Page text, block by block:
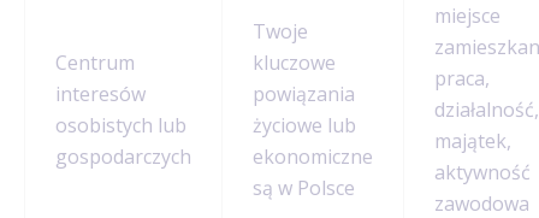
Centrum
interesów
osobistych lub
gospodarczych
Twoje
kluczowe
powiązania
życiowe lub
ekonomiczne
są w Polsce
miejsce
praca,
działalność,
majątek,
aktywność
zawodowa